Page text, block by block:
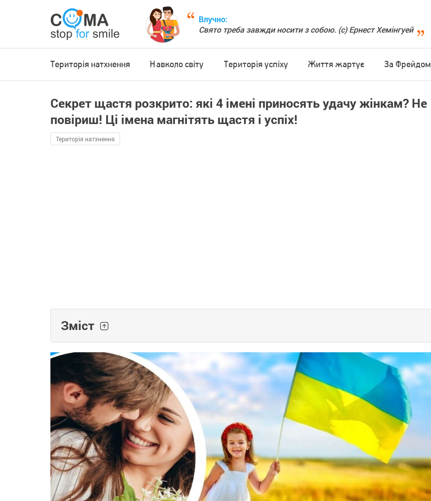
Влучно:
Свято треба завжди носити з собою. (с) Ернест Хемінгуей
Територія натхнення Навколо світу Територія успіху Життя жартує За Фрейдом
Секрет щастя розкрито: які 4 імені приносять удачу жінкам? Не
повіриш! Ці імена магнітять щастя і успіх!
Територія натхнення
Зміст